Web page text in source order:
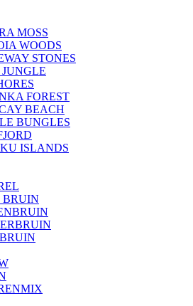
MOSS
WOODS
STONES
FOREST
BEACH
BUNGLES
ISLANDS